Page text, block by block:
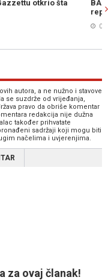
"Da su odabrali drugu
pripadali"
autora, a ne nužno i stavove
se suzdrže od vrijeđanja,
pravo da obriše komentar
redakcija nije dužna
također prihvatate
sadržaji koji mogu biti
načelima i uvjerenjima.
za ovaj članak!